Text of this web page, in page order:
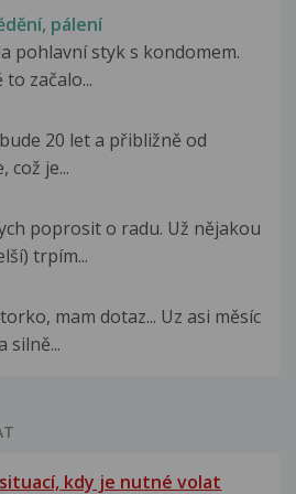
pálení
pohlavní styk s kondomem.
začalo...
20 let a přibližně od
což je...
poprosit o radu. Už nějakou
trpím...
mam dotaz... Uz asi měsíc
silně...
kdy je nutné volat